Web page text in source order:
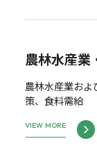
農林水産業
農林水産業お
策、食料需給
VIEW MORE